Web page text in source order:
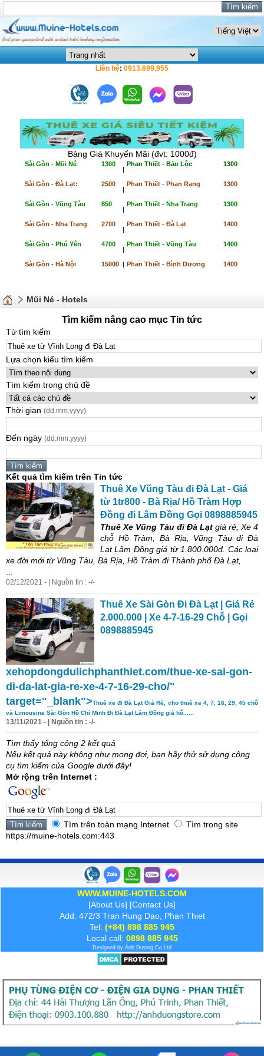
Liên hệ: 0913.699.955
Bảng Giá Khuyến Mãi (đvt: 1000đ)
Sài Gòn - Mũi Né 1300
|
Phan Thiết - Bảo Lộc 1300
Sài Gòn - Đà Lạt: 2500
|
Phan Thiết - Phan Rang 1300
Sài Gòn - Vũng Tàu 850
|
Phan Thiết - Nha Trang 1300
Sài Gòn - Nha Trang 2700
|
Phan Thiết - Đà Lạt 1400
Sài Gòn - Phú Yên 4700
|
Phan Thiết - Vũng Tàu 1400
Sài Gòn - Hà Nội 15000 | Phan Thiết - Bình Dương 1400
Mũi Né - Hotels
Tìm kiếm nâng cao mục Tin tức
Từ tìm kiếm
Lựa chọn kiểu tìm kiếm
Tìm kiếm trong chủ đề
Thời gian (dd.mm.yyyy)
Đến ngày (dd.mm.yyyy)
Kết quả tìm kiếm trên Tin tức
Thuê Xe Vũng Tàu đi Đà Lạt - Giá
từ 1tr800 - Bà Rịa/ Hồ Tràm Hợp
Đồng đi Lâm Đồng Gọi 0898885945
Thuê Xe Vũng Tàu đi Đà Lạt giá rẻ, Xe 4
chỗ Hồ Tràm, Bà Rịa, Vũng Tàuđi Đà
LạtLâm Đồng giá từ1.800.000đ. Các loại
xe đời mớitừVũng Tàu, Bà Rịa, Hồ Tràm điThành phốĐà Lạt,
02/12/2021 - | Nguồn tin : -/-
Thuê Xe Sài Gòn Đi Đà Lạt | Giá Rẻ
2.000.000 | Xe 4-7-16-29 Chỗ | Gọi
0898885945
xehopdongdulichphanthiet.com/thue-xe-sai-gon-
di-da-lat-gia-re-xe-4-7-16-29-cho/"
target="_blank">Thuê xe đi Đà LạtGiá Rẻ, cho thuê xe4, 7, 16, 29, 45 chỗ
và Limousine Sài Gòn Hồ Chí Minh Đi Đà LạtLâm Đồng giá hỗ......
13/11/2021 - | Nguồn tin : -/-
Tìm thấy tổng cộng 2 kết quả
Nếu kết quả này không như mong đợi, bạn hãy thử sử dụng công
cụ tìm kiếm của Google dưới đây!
Mở rộng trên Internet :
Tìm trên toàn mạng Internet
Tìm trong site
https://muine-hotels.com:443
WWW.MUINE-HOTELS.COM
[About Us] [Contact Us]
Add: 472/3 Tran Hung Dao, Phan Thiet
Tel: (+84) 898 885 945
Local call: 0898 885 945
Designed by Ánh Dương Co.Ltd